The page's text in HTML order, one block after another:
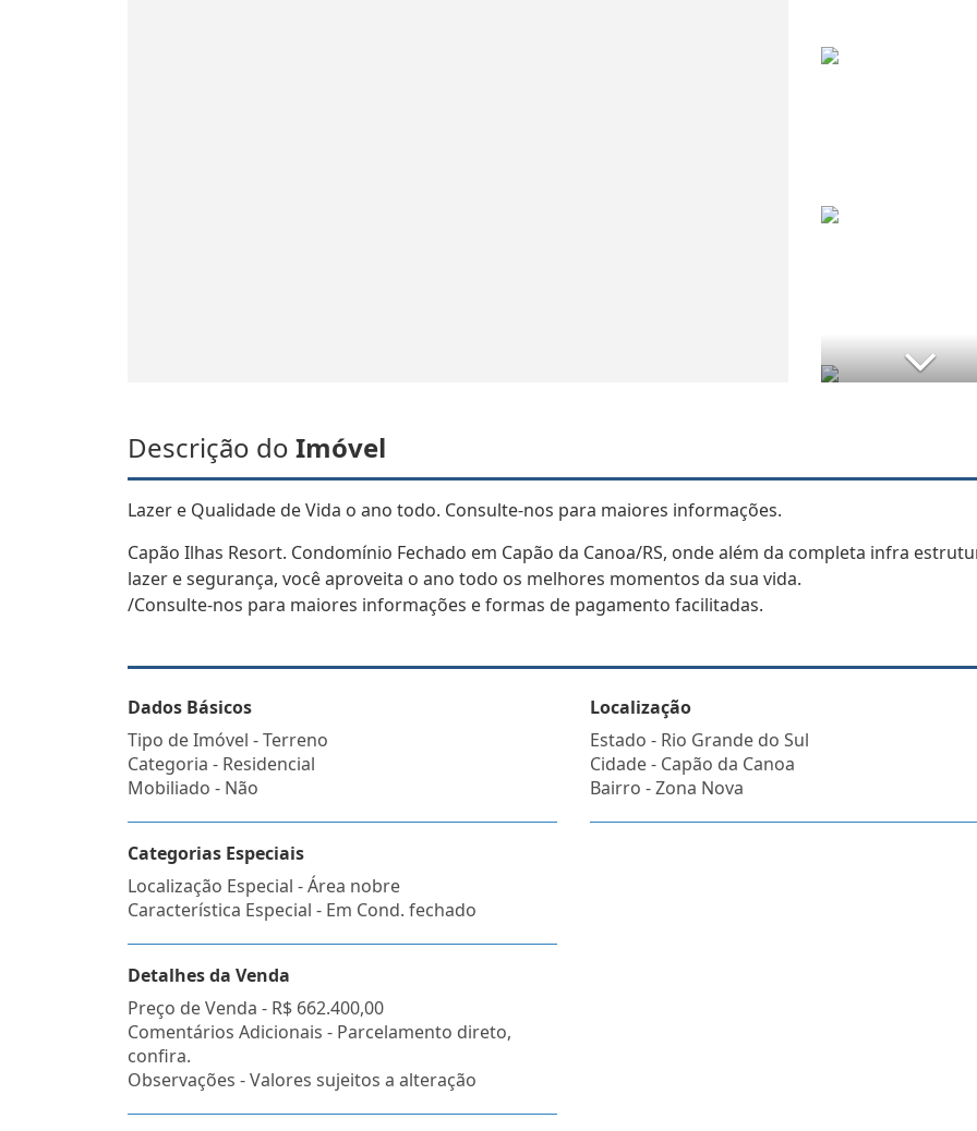
Descrição do Imóvel
Lazer e Qualidade de Vida o ano todo. Consulte-nos para maiores informações.
Capão Ilhas Resort. Condomínio Fechado em Capão da Canoa/RS, onde além da completa infra
lazer e segurança, você aproveita o ano todo os melhores momentos da sua vida.
/Consulte-nos para maiores informações e formas de pagamento facilitadas.
Dados Básicos
Tipo de Imóvel - Terreno
Categoria - Residencial
Mobiliado - Não
Categorias Especiais
Localização Especial - Área nobre
Característica Especial - Em Cond. fechado
Detalhes da Venda
Preço de Venda - R$ 662.400,00
Comentários Adicionais - Parcelamento direto,
confira.
Observações - Valores sujeitos a alteração
Localização
Estado - Rio Grande do Sul
Cidade - Capão da Canoa
Bairro -Zona Nova